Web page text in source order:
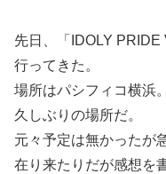
先日、「IDOLY
行ってきた。
場所はパシフィコ横浜。
久しぶりの場所だ。
元々予定は無かったが
在り来たりだが感想を